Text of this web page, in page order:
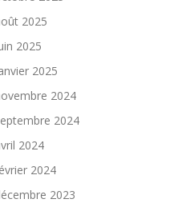
2025
2025
2025
2024
2024
2024
2024
2023